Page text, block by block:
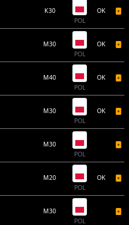
K30
POL
OK
M30
POL
OK
M40
POL
OK
M30
POL
OK
M30
POL
M20
POL
OK
M30
POL